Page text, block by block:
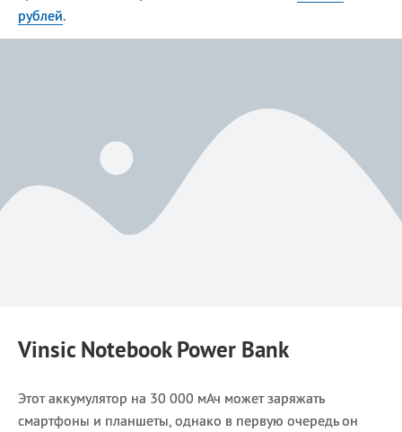
рублей.
Vinsic Notebook Power Bank
Этот аккумулятор на 30 000 мАч может заряжать
смартфоны и планшеты, однако в первую очередь он